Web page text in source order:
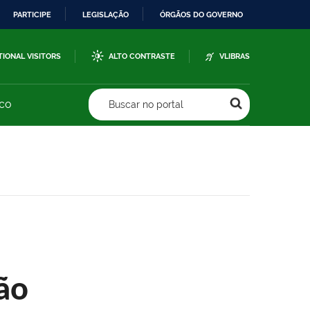
PARTICIPE LEGISLAÇÃO ÓRGÃOS DO GOVERNO
VISITORS ALTO CONTRASTE VLIBRAS
Buscar no portal